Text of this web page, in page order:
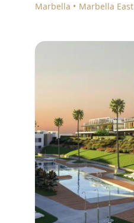
Marbella
Marbella East